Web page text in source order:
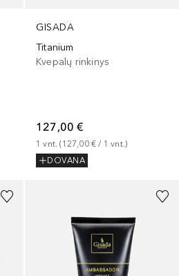
GISADA
Titanium
Kvepalų rinkinys
127,00 €
1 vnt. (127,00 € / 1 vnt.)
DOVANA